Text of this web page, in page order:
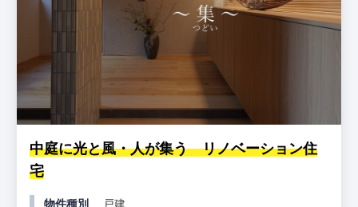
中庭に光と風・人が集う リノベーション住
宅
物件種別
戸建